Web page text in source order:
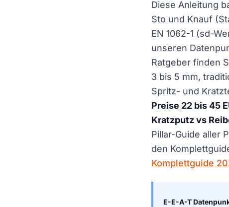
Diese Anleitung
Sto und Knauf
EN 1062-1 (sd-
unseren
Ratgeber finden
3 bis 5 mm,
Spritz- und
Preise 22 bis 45
Kratzputz vs
Pillar-Guide aller
den
Komplettguide
E-E-A-T